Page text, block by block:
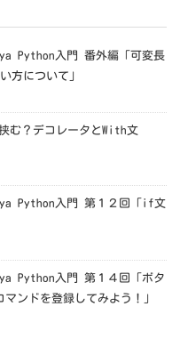
Python入門 番外編「可変長
方について」
む？デコレータとWith文
Python入門 第１２回「if文
Python入門 第１４回「ボタ
ンドを登録してみよう！」